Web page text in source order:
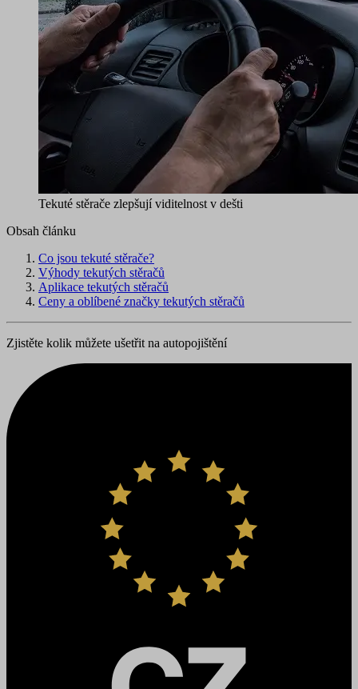
Tekuté stěrače zlepšují viditelnost v dešti
Obsah článku
Co jsou tekuté stěrače?
Výhody tekutých stěračů
Aplikace tekutých stěračů
Ceny a oblíbené značky tekutých stěračů
Zjistěte kolik můžete ušetřit na autopojištění